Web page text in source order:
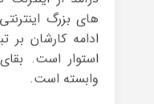
های بزرگ
ادامه کارشان بر
استوار است.
وابسته است.